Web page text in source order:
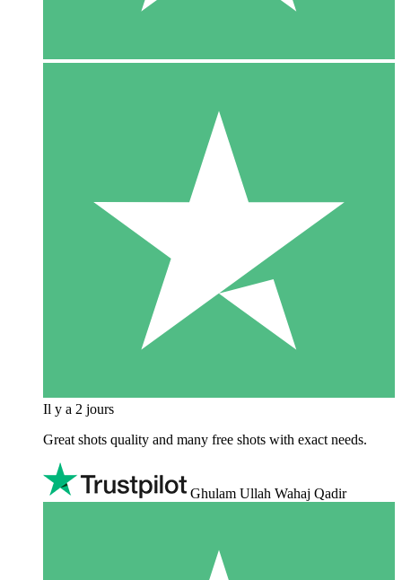
Il y a 2 jours
Great shots quality and many free shots with exact needs.
Ghulam Ullah Wahaj Qadir